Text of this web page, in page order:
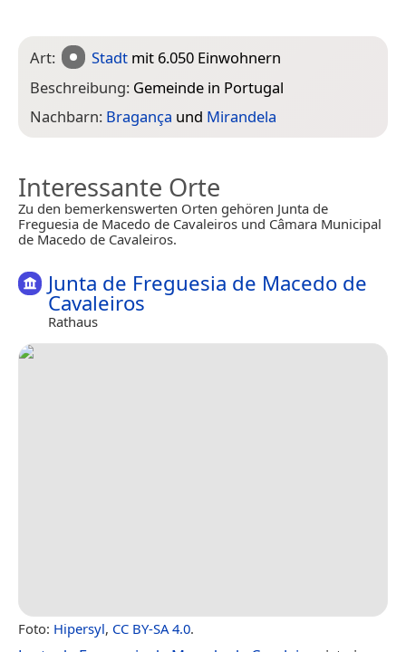
Art: Stadt mit 6.050 Einwohnern
Beschreibung: Gemeinde in Portugal
Nachbarn: Bragança und Mirandela
Interessante Orte
Zu den bemerkenswerten Orten gehören Junta de
Freguesia de Macedo de Cavaleiros und Câmara Municipal
de Macedo de Cavaleiros.
Junta de Freguesia de Macedo de
Cavaleiros
Rathaus
Foto: Hipersyl, CC BY-SA 4.0.